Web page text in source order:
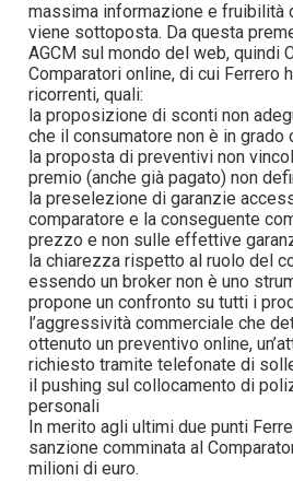
massima informazione e fruibilità
viene sottoposta. Da questa
AGCM sul mondo del web, quindi
Comparatori online, di cui Ferrero
ricorrenti, quali:
la proposizione di sconti non
che il consumatore non è in grado
la proposta di preventivi non
premio (anche già pagato) non
la preselezione di garanzie
comparatore e la conseguente
prezzo e non sulle effettive
la chiarezza rispetto al ruolo del
essendo un broker non è uno
propone un confronto su tutti i
l’aggressività commerciale che
ottenuto un preventivo online,
richiesto tramite telefonate di
il pushing sul collocamento di
personali
In merito agli ultimi due punti
sanzione comminata al
milioni di euro.